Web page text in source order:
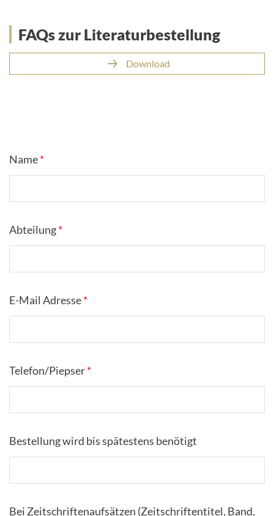
FAQs zur Literaturbestellung
Download
Name*
Abteilung*
E-Mail Adresse*
Telefon/Piepser*
Bestellung wird bis spätestens benötigt
Bei Zeitschriftenaufsätzen (Zeitschriftentitel, Band,